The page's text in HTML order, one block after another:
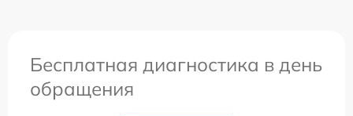
Бесплатная диагностика в день
обращения